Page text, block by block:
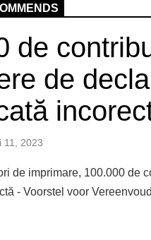
de
de
11, 2023
de imprimare, 100.000 de
- Voorstel voor